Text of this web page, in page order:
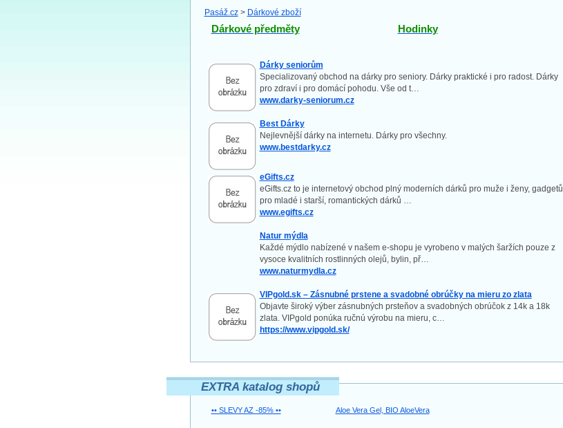
Pasáž.cz> Dárkové zboží
Dárkové předměty Hodinky
Dárky seniorům
Specializovaný obchod na dárky pro seniory. Dárky praktické i pro radost. Dárky
pro zdraví i pro domácí pohodu. Vše od t…
www.darky-seniorum.cz
Best Dárky
Nejlevnější dárky na internetu. Dárky pro všechny.
www.bestdarky.cz
eGifts.cz
eGifts.cz to je internetový obchod plný moderních dárků pro muže i ženy, gadgetů
pro mladé i starší, romantických dárků …
www.egifts.cz
Natur mýdla
Každé mýdlo nabízené v našem e-shopu je vyrobeno v malých šaržích pouze z
vysoce kvalitních rostlinných olejů, bylin, př…
www.naturmydla.cz
VIPgold.sk – Zásnubné prstene a svadobné obrúčky na mieru zo zlata
Objavte široký výber zásnubných prsteňov a svadobných obrúčok z 14k a 18k
zlata. VIPgold ponúka ručnú výrobu na mieru, c…
https://www.vipgold.sk/
EXTRA katalog shopů
•• SLEVY AZ -85% •• Aloe Vera Gel, BIO AloeVera